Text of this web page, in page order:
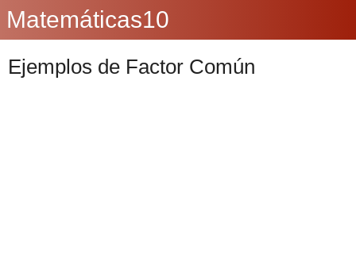
Matemáticas10
Ejemplos de Factor Común